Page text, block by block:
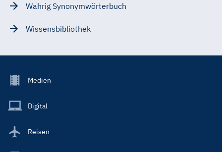
Wahrig Synonymwörterbuch
Wissensbibliothek
Footer
Main
Medien
Digital
Reisen